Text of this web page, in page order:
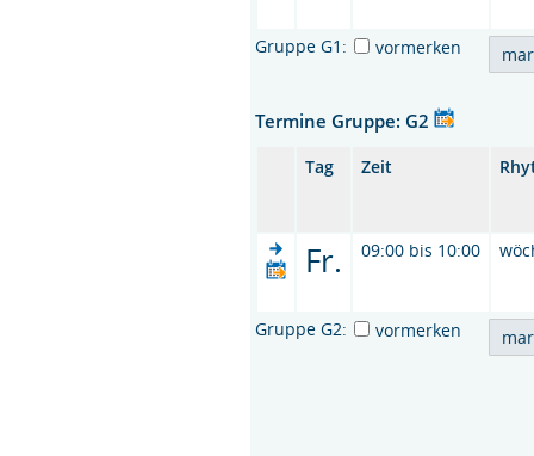
Gruppe G1: vormerken
Termine Gruppe: G2
Tag Zeit
Fr. 09:00 bis 10:00
Gruppe G2: vormerken